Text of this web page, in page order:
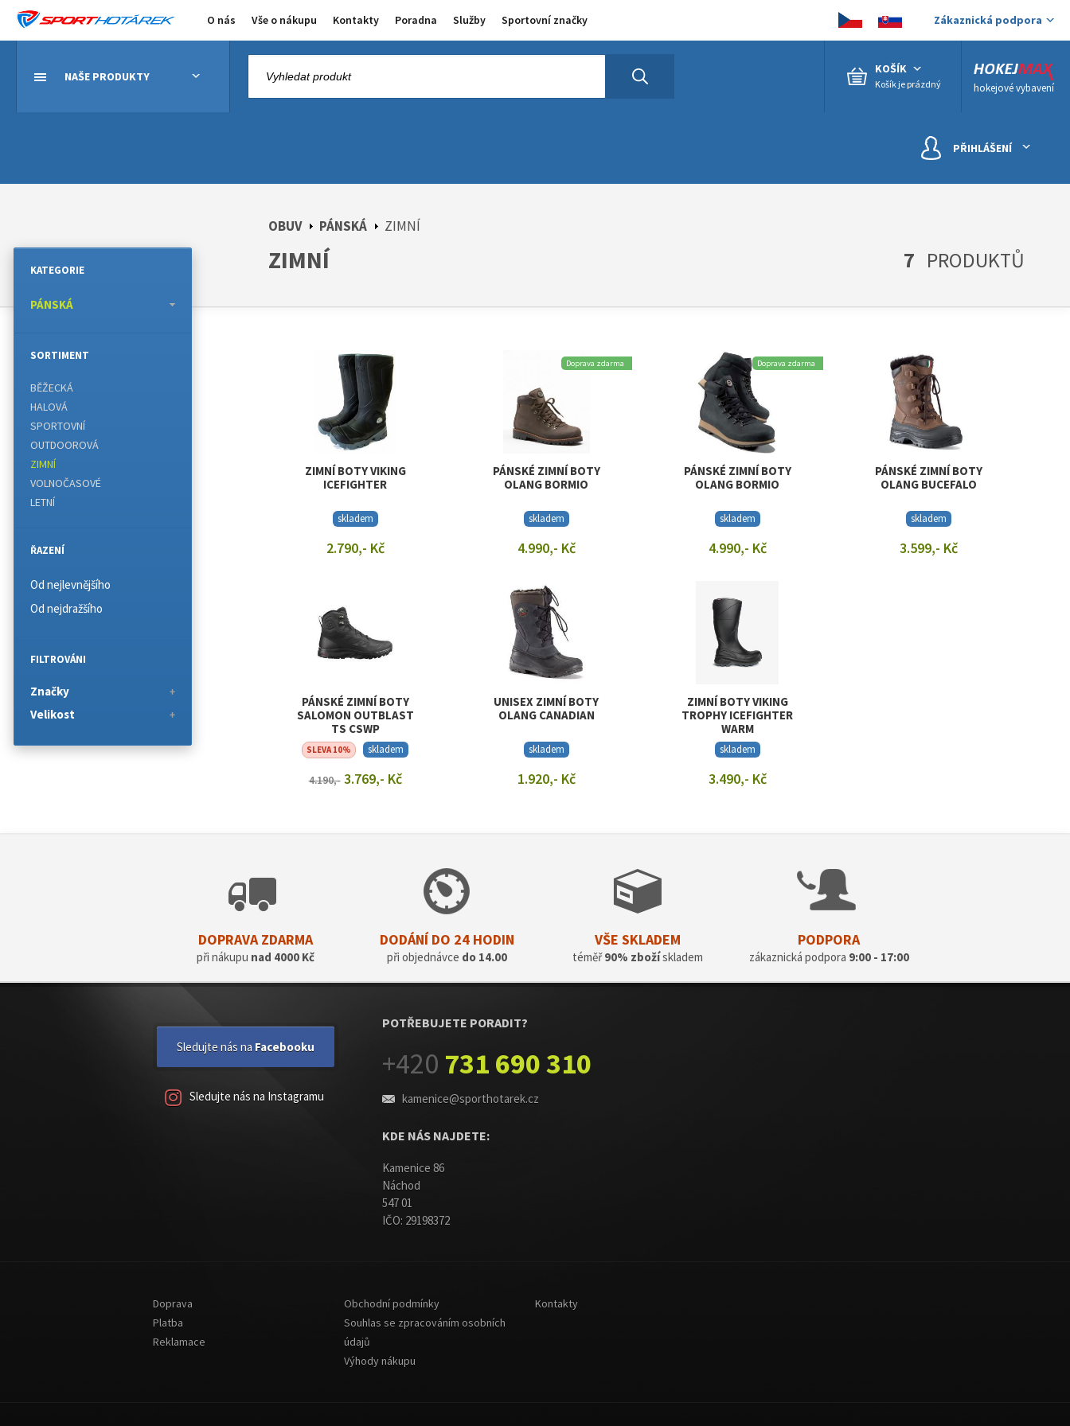
O nás Vše o nákupu Kontakty Poradna Služby Sportovní značky Zákaznická podpora
NAŠE PRODUKTY
hokejové vybavení
KOŠÍK
Košík je prázdný
PŘIHLÁŠENÍ
OBUV PÁNSKÁ ZIMNÍ
ZIMNÍ 7 PRODUKTŮ
ZIMNÍ BOTY VIKING
ICEFIGHTER
skladem
2.790,- Kč
Doprava zdarma
PÁNSKÉ ZIMNÍ BOTY
OLANG BORMIO
skladem
4.990,- Kč
Doprava zdarma
PÁNSKÉ ZIMNÍ BOTY
OLANG BORMIO
skladem
4.990,- Kč
PÁNSKÉ ZIMNÍ BOTY
OLANG BUCEFALO
skladem
3.599,- Kč
PÁNSKÉ ZIMNÍ BOTY
SALOMON OUTBLAST
TS CSWP
SLEVA 10% skladem
4.190,-3.769,- Kč
UNISEX ZIMNÍ BOTY
OLANG CANADIAN
skladem
1.920,- Kč
ZIMNÍ BOTY VIKING
TROPHY ICEFIGHTER
WARM
skladem
3.490,- Kč
DOPRAVA ZDARMA
při nákupu nad 4000 Kč
DODÁNÍ DO 24 HODIN
při objednávce do 14.00
VŠE SKLADEM
téměř90% zbožískladem
PODPORA
zákaznická podpora 9:00 - 17:00
KATEGORIE
PÁNSKÁ
SORTIMENT
BĚŽECKÁ
HALOVÁ
SPORTOVNÍ
OUTDOOROVÁ
ZIMNÍ
VOLNOČASOVÉ
LETNÍ
ŘAZENÍ
Od nejlevnějšího
Od nejdražšího
FILTROVÁNI
Značky
Velikost
Sledujte nás na Facebooku
Sledujte nás na Instagramu
POTŘEBUJETE PORADIT?
+420 731 690 310
kamenice@sporthotarek.cz
KDE NÁS NAJDETE:
Kamenice 86
Náchod
547 01
IČO: 29198372
Doprava
Platba
Reklamace
Obchodní podmínky
Souhlas se zpracováním osobních
údajů
Výhody nákupu
Kontakty